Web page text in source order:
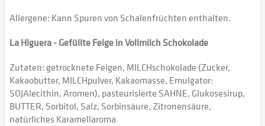
Allergene: Kann Spuren von Schalenfrüchten enthalten.
La Higuera - Gefüllte Feige in Vollmilch Schokolade
Zutaten: getrocknete Feigen, MILCHschokolade (Zucker,
Kakaobutter, MILCHpulver, Kakaomasse, Emulgator:
SOJAlecithin, Aromen), pasteurisierte SAHNE, Glukosesirup,
BUTTER, Sorbitol, Salz, Sorbinsäure, Zitronensäure,
natürliches Karamellaroma